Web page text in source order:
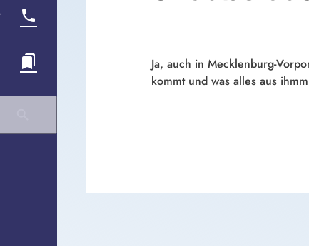
Ja, auch in Mecklenburg-
kommt und was alles aus